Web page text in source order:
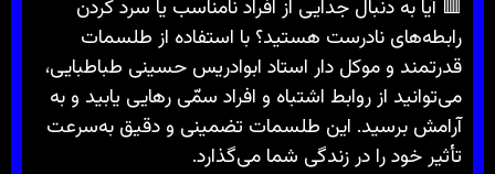
🟥 آیا به دنبال جدایی از افراد نامناسب یا سرد کردن
رابطه‌های نادرست هستید؟ با استفاده از طلسمات
قدرتمند و موکل دار استاد ابوادریس حسینی طباطبایی،
می‌توانید از روابط اشتباه و افراد سمّی رهایی یابید و به
آرامش برسید. این طلسمات تضمینی و دقیق به‌سرعت
تأثیر خود را در زندگی شما می‌گذارد.